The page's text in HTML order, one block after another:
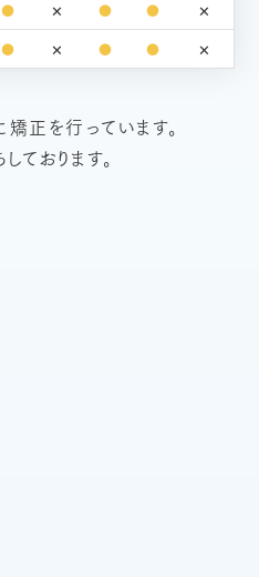
● ✕ ● ● ✕
● ✕ ● ● ✕
正を行っています。
ております。